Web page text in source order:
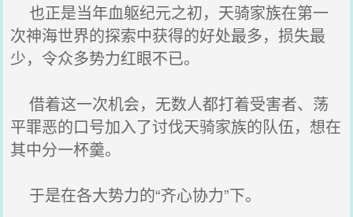
也正是当年血躯纪元之初，天骑家族在第一
次神海世界的探索中获得的好处最多，损失最
少，令众多势力红眼不已。
借着这一次机会，无数人都打着受害者、荡
平罪恶的口号加入了讨伐天骑家族的队伍，想在
其中分一杯羹。
于是在各大势力的“齐心协力”下。